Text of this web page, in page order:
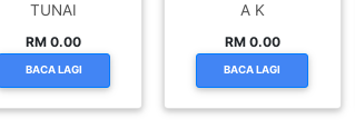
TUNAI
RM 0.00
BACA LAGI
A K
RM 0.00
BACA LAGI